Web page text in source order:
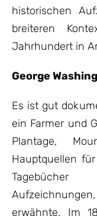
historischen
breiteren
Jahrhundert in
George
Es ist gut
ein Farmer und
Plantage,
Hauptquellen
Tagebücher
erwähnte. Im